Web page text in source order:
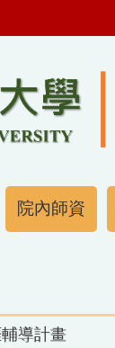
院內師資
導計畫